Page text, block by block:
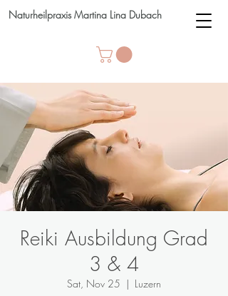
Naturheilpraxis Martina Lina Dubach
Reiki Ausbildung Grad
3 & 4
Sat, Nov 25
  |
Luzern